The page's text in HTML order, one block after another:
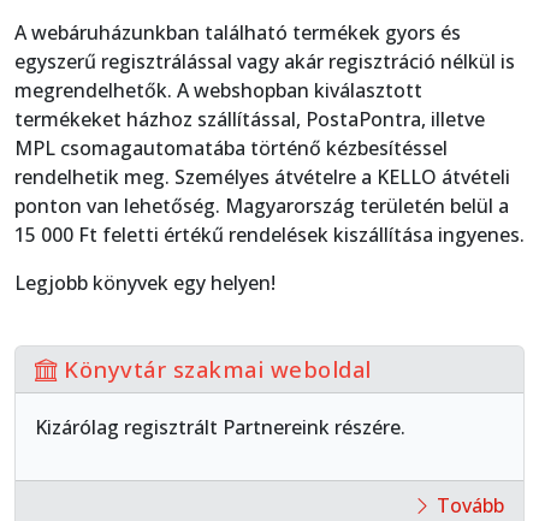
A webáruházunkban található termékek gyors és
egyszerű regisztrálással vagy akár regisztráció nélkül is
megrendelhetők. A webshopban kiválasztott
termékeket házhoz szállítással, PostaPontra, illetve
MPL csomagautomatába történő kézbesítéssel
rendelhetik meg. Személyes átvételre a KELLO átvételi
ponton van lehetőség. Magyarország területén belül a
15 000 Ft feletti értékű rendelések kiszállítása ingyenes.
Legjobb könyvek egy helyen!
Könyvtár szakmai weboldal
Kizárólag regisztrált Partnereink részére.
Tovább